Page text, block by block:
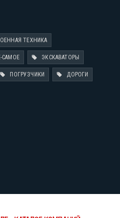
ТЕХНИКА
САМОЕ ЭКСКАВАТОРЫ
ПОГРУЗЧИКИ ДОРОГИ